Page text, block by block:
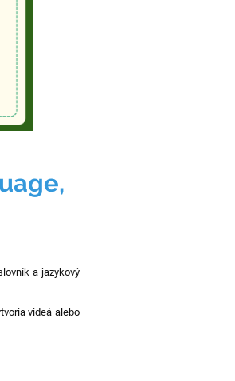
a jazykový
videá alebo